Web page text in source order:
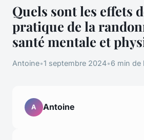
Quels sont les effets
pratique de la
santé mentale et
Antoine•1 septembre 2024•6 min de
A Antoine